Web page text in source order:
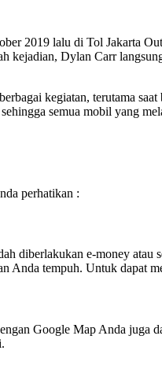
2019 lalu di Tol Jakarta
kejadian, Dylan Carr
kegiatan, terutama
semua mobil yang
perhatikan :
diberlakukan e-money
Anda tempuh. Untuk dapat
Google Map Anda